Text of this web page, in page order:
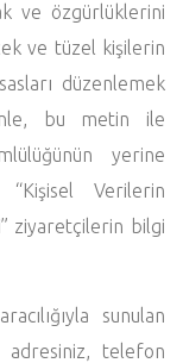
ve özgürlüklerini
ve tüzel kişilerin
düzenlemek
bu metin ile
yerine
Verilerin
ziyaretçilerin bilgi
sunulan
adresiniz, telefon